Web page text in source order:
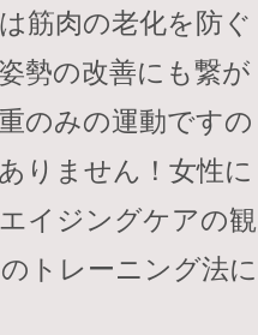
筋肉の老化を防ぐ
勢の改善にも繋が
のみの運動ですの
りません！女性に
イジングケアの観
トレーニング法に